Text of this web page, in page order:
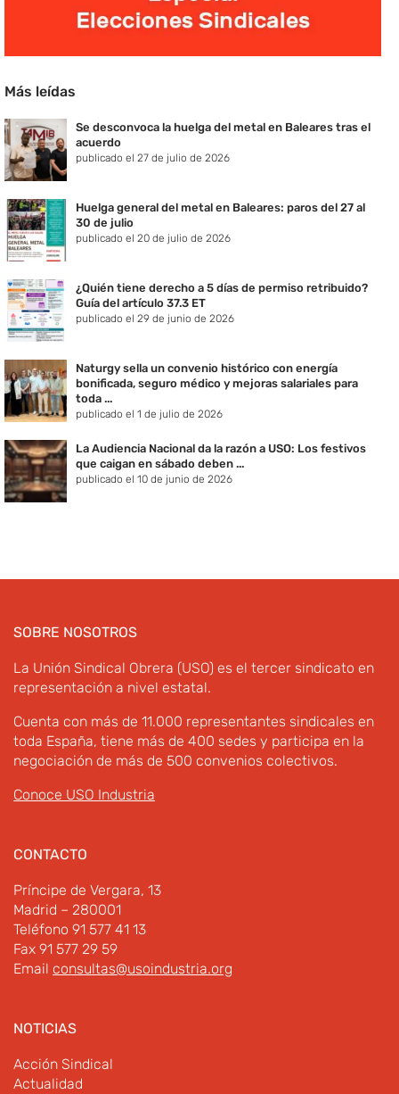
Más leídas
Se desconvoca la huelga del metal en Baleares tras el
acuerdo
publicado el 27 de julio de 2026
Huelga general del metal en Baleares: paros del 27 al
30 de julio
publicado el 20 de julio de 2026
¿Quién tiene derecho a 5 días de permiso retribuido?
Guía del artículo 37.3 ET
publicado el 29 de junio de 2026
Naturgy sella un convenio histórico con energía
bonificada, seguro médico y mejoras salariales para
toda ...
publicado el 1 de julio de 2026
La Audiencia Nacional da la razón a USO: Los festivos
que caigan en sábado deben ...
publicado el 10 de junio de 2026
SOBRE NOSOTROS
La Unión Sindical Obrera (USO) es el tercer sindicato en
representación a nivel estatal.
Cuenta con más de 11.000 representantes sindicales en
toda España, tiene más de 400 sedes y participa en la
negociación de más de 500 convenios colectivos.
Conoce USO Industria
CONTACTO
Príncipe de Vergara, 13
Madrid – 280001
Teléfono 91 577 41 13
Fax 91 577 29 59
Email consultas@usoindustria.org
NOTICIAS
Acción Sindical
Actualidad